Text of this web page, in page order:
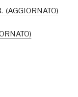
. (AGGIORNATO)